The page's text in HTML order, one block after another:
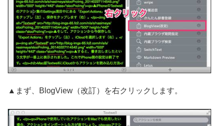
▲まず、BlogView（改訂）を右クリックします。